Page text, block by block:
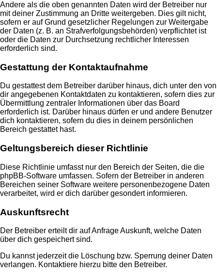
Andere als die oben genannten Daten wird der Betreiber nur
mit deiner Zustimmung an Dritte weitergeben. Dies gilt nicht,
sofern er auf Grund gesetzlicher Regelungen zur Weitergabe
der Daten (z. B. an Strafverfolgungsbehörden) verpflichtet ist
oder die Daten zur Durchsetzung rechtlicher Interessen
erforderlich sind.
Gestattung der Kontaktaufnahme
Du gestattest dem Betreiber darüber hinaus, dich unter den von
dir angegebenen Kontaktdaten zu kontaktieren, sofern dies zur
Übermittlung zentraler Informationen über das Board
erforderlich ist. Darüber hinaus dürfen er und andere Benutzer
dich kontaktieren, sofern du dies in deinem persönlichen
Bereich gestattet hast.
Geltungsbereich dieser Richtlinie
Diese Richtlinie umfasst nur den Bereich der Seiten, die die
phpBB-Software umfassen. Sofern der Betreiber in anderen
Bereichen seiner Software weitere personenbezogene Daten
verarbeitet, wird er dich darüber gesondert informieren.
Auskunftsrecht
Der Betreiber erteilt dir auf Anfrage Auskunft, welche Daten
über dich gespeichert sind.
Du kannst jederzeit die Löschung bzw. Sperrung deiner Daten
verlangen. Kontaktiere hierzu bitte den Betreiber.